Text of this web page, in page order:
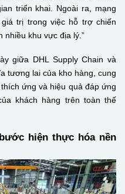
triển khai. Ngoài ra, mạng
trị trong việc hỗ trợ chiến
nhiều khu vực địa lý.”
giữa DHL Supply Chain và
tương lai của kho hàng, cung
ứng và hiệu quả đáp ứng
khách hàng trên toàn thế
hiện thực hóa nền